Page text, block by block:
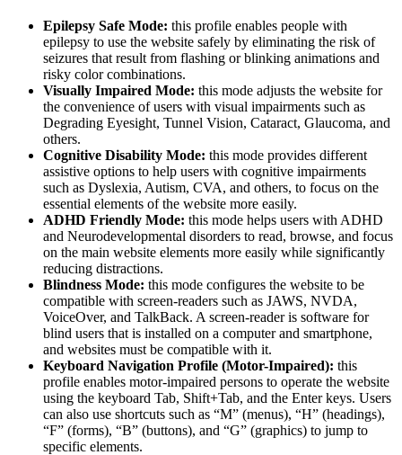
Epilepsy Safe Mode: this profile enables people with
epilepsy to use the website safely by eliminating the risk of
seizures that result from flashing or blinking animations and
risky color combinations.
Visually Impaired Mode: this mode adjusts the website for
the convenience of users with visual impairments such as
Degrading Eyesight, Tunnel Vision, Cataract, Glaucoma, and
others.
Cognitive Disability Mode: this mode provides different
assistive options to help users with cognitive impairments
such as Dyslexia, Autism, CVA, and others, to focus on the
essential elements of the website more easily.
ADHD Friendly Mode: this mode helps users with ADHD
and Neurodevelopmental disorders to read, browse, and focus
on the main website elements more easily while significantly
reducing distractions.
Blindness Mode: this mode configures the website to be
compatible with screen-readers such as JAWS, NVDA,
VoiceOver, and TalkBack. A screen-reader is software for
blind users that is installed on a computer and smartphone,
and websites must be compatible with it.
Keyboard Navigation Profile (Motor-Impaired): this
profile enables motor-impaired persons to operate the website
using the keyboard Tab, Shift+Tab, and the Enter keys. Users
can also use shortcuts such as “M” (menus), “H” (headings),
“F” (forms), “B” (buttons), and “G” (graphics) to jump to
specific elements.